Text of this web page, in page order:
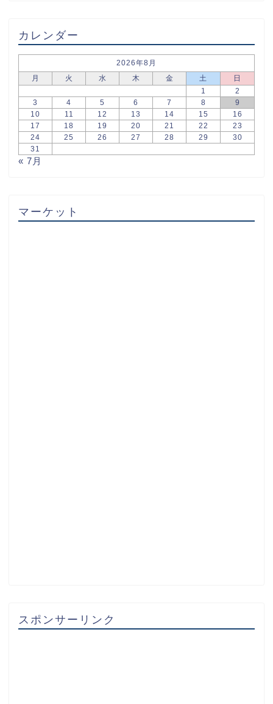
カレンダー
2026年8月
月
火 水 木 金 土
日
1
2
3
4 5 6 7 8
9
10
11 12 13 14 15
16
17
18 19 20 21 22
23
24
25 26 27 28 29
30
31
« 7月
マーケット
スポンサーリンク